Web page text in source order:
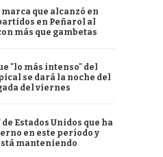
marca que alcanzó en
en Peñarol al
más que gambetas
"lo más intenso" del
se dará la noche del
del viernes
Estados Unidos que ha
en este período y
manteniendo